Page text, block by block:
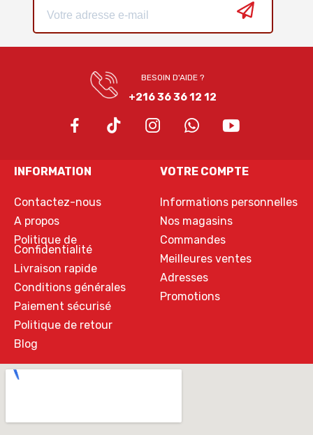
BESOIN D'AIDE ?
+216 36 36 12 12
INFORMATION
Contactez-nous
A propos
Politique de
Confidentialité
Livraison rapide
Conditions générales
Paiement sécurisé
Politique de retour
Blog
VOTRE COMPTE
Informations personnelles
Nos magasins
Commandes
Meilleures ventes
Adresses
Promotions